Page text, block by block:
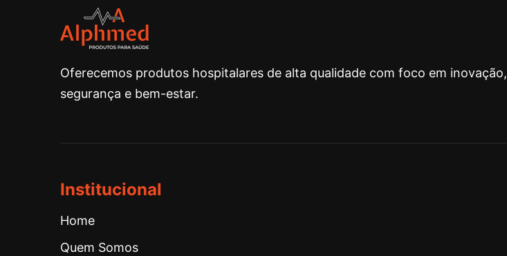
Oferecemos produtos hospitalares de alta qualidade com foco em inovação,
segurança e bem-estar.
Institucional
Home
Quem Somos